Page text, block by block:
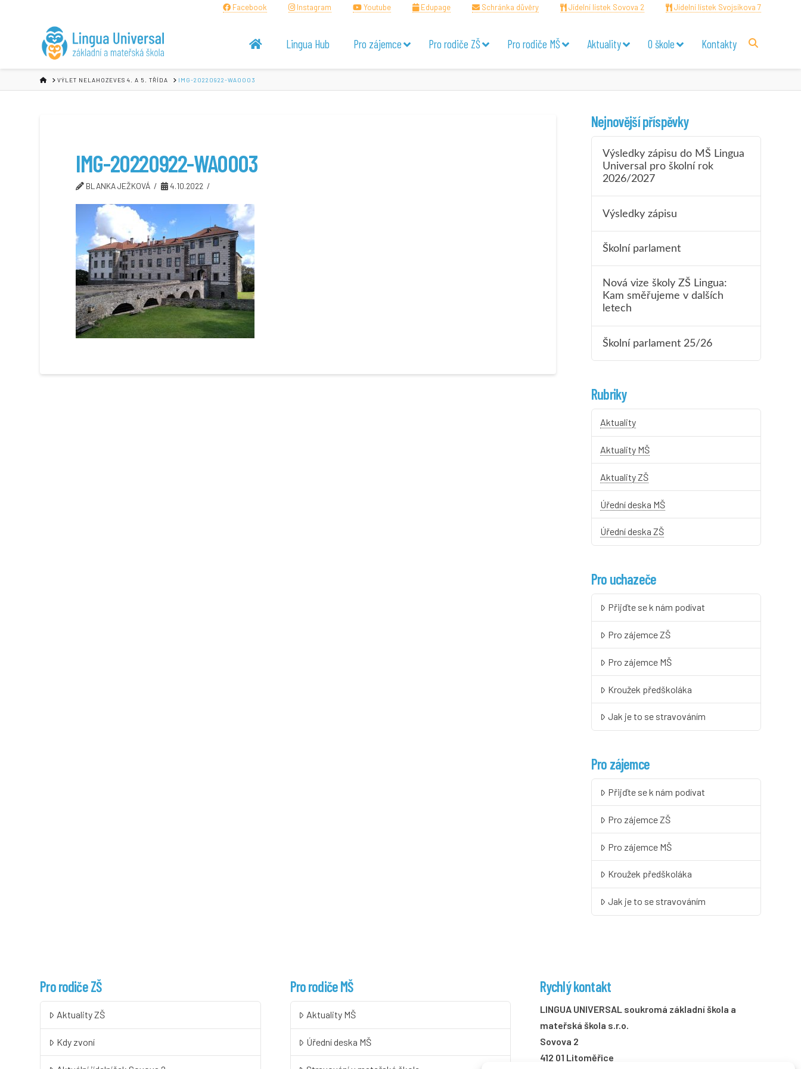
Facebook Instagram Youtube Edupage Schránka důvěry Jídelní lístek Sovova 2 Jídelní lístek Svojsíkova 7
Lingua Hub Pro zájemce Pro rodiče ZŠ Pro rodiče MŠ Aktuality O škole Kontakty
HOMEVÝLET NELAHOZEVES 4. A 5. TŘÍDA IMG-20220922-WA0003
IMG-20220922-WA0003
BLANKA JEŽKOVÁ 4.10.2022
Nejnovější příspěvky
Výsledky zápisu do MŠ Lingua
Universal pro školní rok
2026/2027
Výsledky zápisu
Školní parlament
Nová vize školy ZŠ Lingua:
Kam směřujeme v dalších
letech
Školní parlament 25/26
Rubriky
Aktuality
Aktuality MŠ
Aktuality ZŠ
Úřední deska MŠ
Úřední deska ZŠ
Pro uchazeče
Přijďte se k nám podívat
Pro zájemce ZŠ
Pro zájemce MŠ
Kroužek předškoláka
Jak je to se stravováním
Pro zájemce
Přijďte se k nám podívat
Pro zájemce ZŠ
Pro zájemce MŠ
Kroužek předškoláka
Jak je to se stravováním
Pro rodiče ZŠ
Aktuality ZŠ
Kdy zvoní
Pro rodiče MŠ
Aktuality MŠ
Úřední deska MŠ
Rychlý kontakt
LINGUA UNIVERSAL soukromá základní škola a
mateřská škola s.r.o.
Sovova 2
412 01 Litoměřice